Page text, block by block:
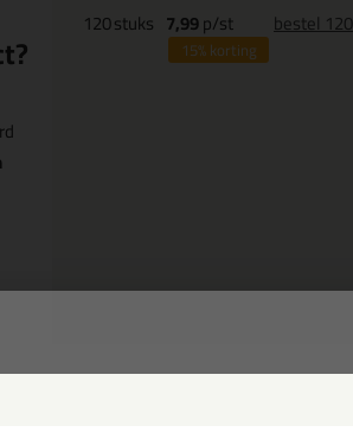
120stuks 7,99p/st
15%korting
bestel